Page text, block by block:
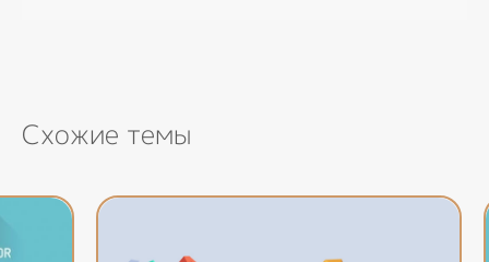
Схожие темы